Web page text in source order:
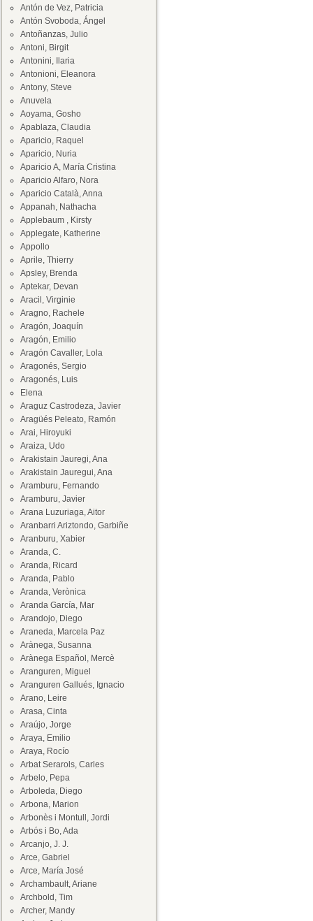
Antón de Vez, Patricia
Antón Svoboda, Ángel
Antoñanzas, Julio
Antoni, Birgit
Antonini, Ilaria
Antonioni, Eleanora
Antony, Steve
Anuvela
Aoyama, Gosho
Apablaza, Claudia
Aparicio, Raquel
Aparicio, Nuria
Aparicio A, María Cristina
Aparicio Alfaro, Nora
Aparicio Català, Anna
Appanah, Nathacha
Applebaum , Kirsty
Applegate, Katherine
Appollo
Aprile, Thierry
Apsley, Brenda
Aptekar, Devan
Aracil, Virginie
Aragno, Rachele
Aragón, Joaquín
Aragón, Emilio
Aragón Cavaller, Lola
Aragonés, Sergio
Aragonés, Luis
Elena
Araguz Castrodeza, Javier
Aragüés Peleato, Ramón
Arai, Hiroyuki
Araiza, Udo
Arakistain Jauregi, Ana
Arakistain Jauregui, Ana
Aramburu, Fernando
Aramburu, Javier
Arana Luzuriaga, Aitor
Aranbarri Ariztondo, Garbiñe
Aranburu, Xabier
Aranda, C.
Aranda, Ricard
Aranda, Pablo
Aranda, Verònica
Aranda García, Mar
Arandojo, Diego
Araneda, Marcela Paz
Arànega, Susanna
Arànega Español, Mercè
Aranguren, Miguel
Aranguren Gallués, Ignacio
Arano, Leire
Arasa, Cinta
Araújo, Jorge
Araya, Emilio
Araya, Rocío
Arbat Serarols, Carles
Arbelo, Pepa
Arboleda, Diego
Arbona, Marion
Arbonès i Montull, Jordi
Arbós i Bo, Ada
Arcanjo, J. J.
Arce, Gabriel
Arce, María José
Archambault, Ariane
Archbold, Tim
Archer, Mandy